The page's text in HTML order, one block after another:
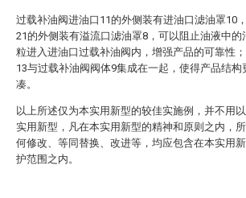
过载补油阀进油口11的外侧装有进油口滤油罩10
21的外侧装有溢流口滤油罩8，可以阻止油液中的
粒进入进油口过载补油阀内，增强产品的可靠性
13与过载补油阀阀体9集成在一起，使得产品结构
凑。
以上所述仅为本实用新型的较佳实施例，并不用
实用新型，凡在本实用新型的精神和原则之内，
何修改、等同替换、改进等，均应包含在本实用
护范围之内。